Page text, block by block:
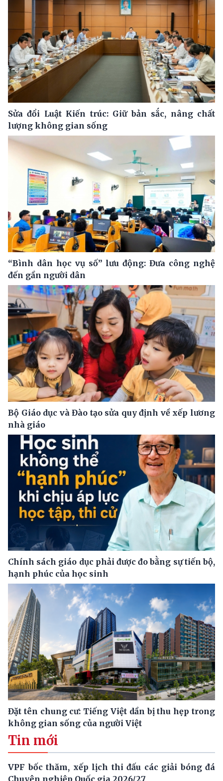
Sửa đổi Luật Kiến trúc: Giữ bản sắc, nâng chất
lượng không gian sống
“Bình dân học vụ số” lưu động: Đưa công nghệ
đến gần người dân
Bộ Giáo dục và Đào tạo sửa quy định về xếp lương
nhà giáo
Chính sách giáo dục phải được đo bằng sự tiến bộ,
hạnh phúc của học sinh
Đặt tên chung cư: Tiếng Việt dần bị thu hẹp trong
không gian sống của người Việt
Tin mới
VPF bốc thăm, xếp lịch thi đấu các giải bóng đá
Chuyên nghiệp Quốc gia 2026/27